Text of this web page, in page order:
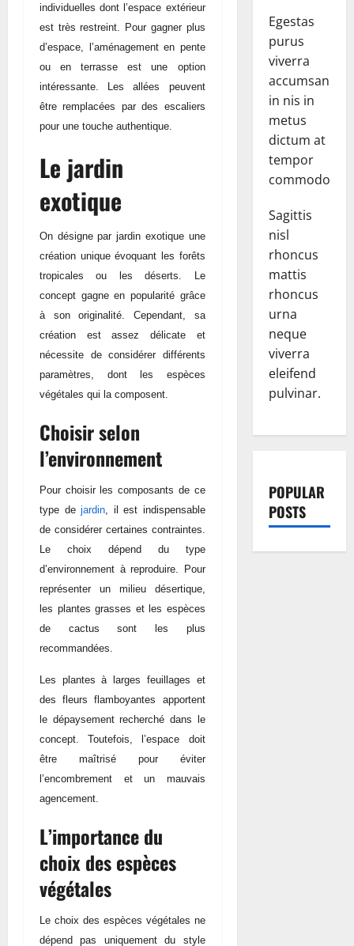
individuelles dont l’espace extérieur
est très restreint. Pour gagner plus
d’espace, l’aménagement en pente
ou en terrasse est une option
intéressante. Les allées peuvent
être remplacées par des escaliers
pour une touche authentique.
Le jardin
exotique
On désigne par jardin exotique une
création unique évoquant les forêts
tropicales ou les déserts. Le
concept gagne en popularité grâce
à son originalité. Cependant, sa
création est assez délicate et
nécessite de considérer différents
paramètres, dont les espèces
végétales qui la composent.
Choisir selon
l’environnement
Pour choisir les composants de ce
type dejardin , il est indispensable
de considérer certaines contraintes.
Le choix dépend du type
d’environnement à reproduire. Pour
représenter un milieu désertique,
les plantes grasses et les espèces
de cactus sont les plus
recommandées.
Les plantes à larges feuillages et
des fleurs flamboyantes apportent
le dépaysement recherché dans le
concept. Toutefois, l’espace doit
être maîtrisé pour éviter
l’encombrement et un mauvais
agencement.
L’importance du
choix des espèces
végétales
Le choix des espèces végétales ne
dépend pas uniquement du style
Egestas
purus
viverra
accumsan
in nis in
metus
dictum at
tempor
commodo.
Sagittis
nisl
rhoncus
mattis
rhoncus
urna
neque
viverra
eleifend
pulvinar.
POPULAR
POSTS